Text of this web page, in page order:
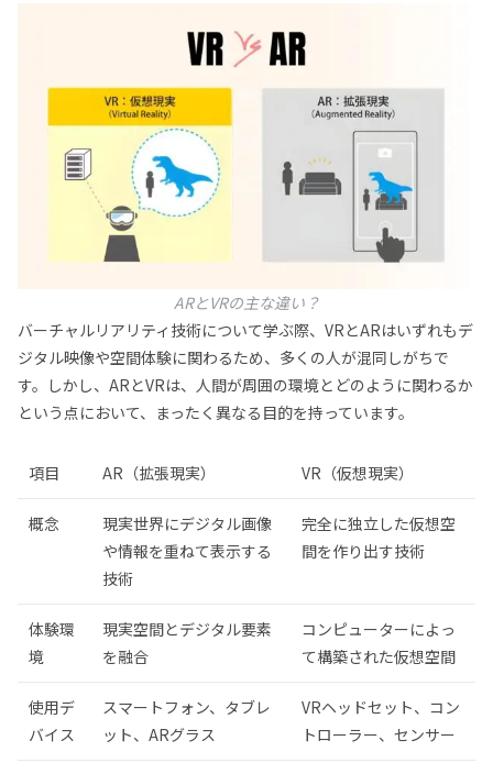
ARとVRの主な違い？
バーチャルリアリティ技術について学ぶ際、VRとARはいずれもデ
ジタル映像や空間体験に関わるため、多くの人が混同しがちで
す。しかし、ARとVRは、人間が周囲の環境とどのように関わるか
という点において、まったく異なる目的を持っています。
項目 AR（拡張現実） VR（仮想現実）
概念
現実世界にデジタル画像
や情報を重ねて表示する
技術
完全に独立した仮想空
間を作り出す技術
体験環
境
現実空間とデジタル要素
を融合
コンピューターによっ
て構築された仮想空間
使用デ
バイス
スマートフォン、タブレ
ット、ARグラス
VRヘッドセット、コン
トローラー、センサー